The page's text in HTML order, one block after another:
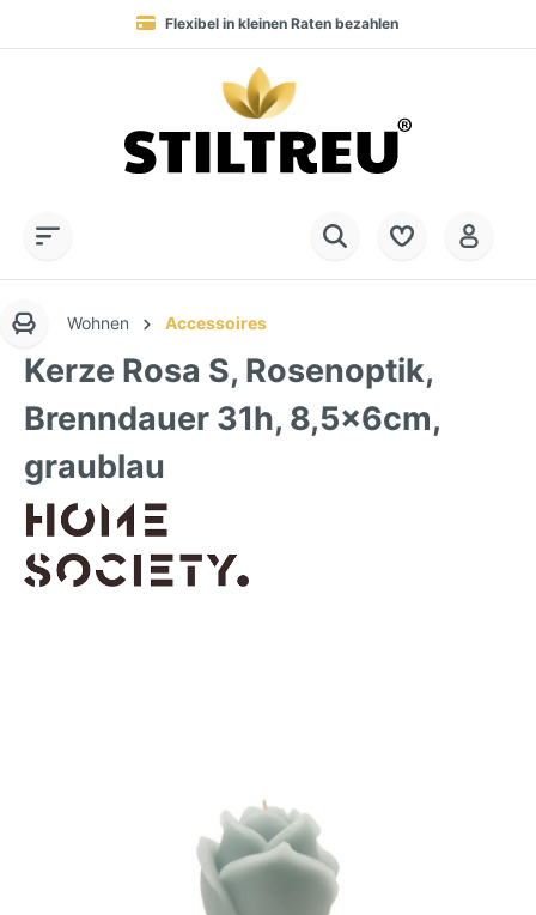
Flexibel in kleinen Raten bezahlen
Blitzversand in 1-2 Werktagen nach DE, AT & NL
+49 (0) 28 32 - 408 990 0
Dauerhaft hohe Warenverfügbarkeit
SSL-verschlüsselt online einkaufen
Wohnen Accessoires
Kerze Rosa S, Rosenoptik,
Brenndauer 31h, 8,5x6cm,
graublau